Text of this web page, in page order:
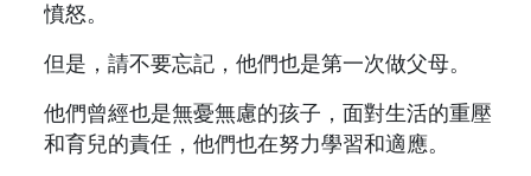
憤怒。
但是，請不要忘記，他們也是第一次做父母。
他們曾經也是無憂無慮的孩子，面對生活的重壓
和育兒的責任，他們也在努力學習和適應。